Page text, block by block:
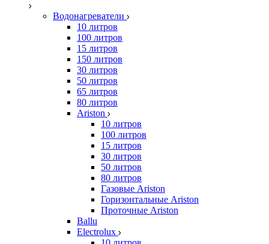
Водонагреватели
10 литров
100 литров
15 литров
150 литров
30 литров
50 литров
65 литров
80 литров
Ariston
10 литров
100 литров
15 литров
30 литров
50 литров
80 литров
Газовые Ariston
Горизонтальные Ariston
Проточные Ariston
Ballu
Electrolux